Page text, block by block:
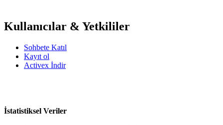
Kullanıcılar & Yetkililer
Sohbete Katıl
Kayıt ol
Activex İndir
İstatistiksel Veriler